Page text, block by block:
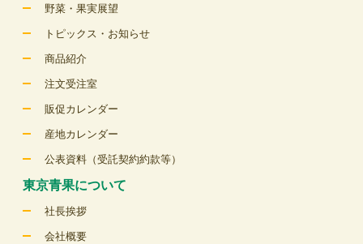
野菜・果実展望
トピックス・お知らせ
商品紹介
注文受注室
販促カレンダー
産地カレンダー
公表資料（受託契約約款等）
東京青果について
社長挨拶
会社概要